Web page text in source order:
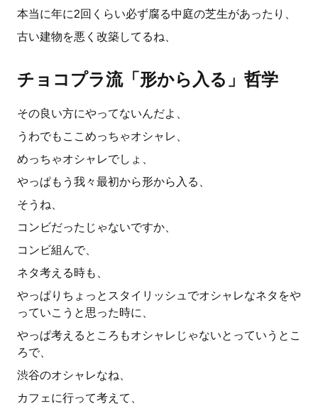
本当に年に2回くらい必ず腐る中庭の芝生があったり、
古い建物を悪く改築してるね、
チョコプラ流「形から入る」哲学
その良い方にやってないんだよ、
うわでもここめっちゃオシャレ、
めっちゃオシャレでしょ、
やっぱもう我々最初から形から入る、
そうね、
コンビだったじゃないですか、
コンビ組んで、
ネタ考える時も、
やっぱりちょっとスタイリッシュでオシャレなネタをや
っていこうと思った時に、
やっぱ考えるところもオシャレじゃないとっていうとこ
ろで、
渋谷のオシャレなね、
カフェに行って考えて、